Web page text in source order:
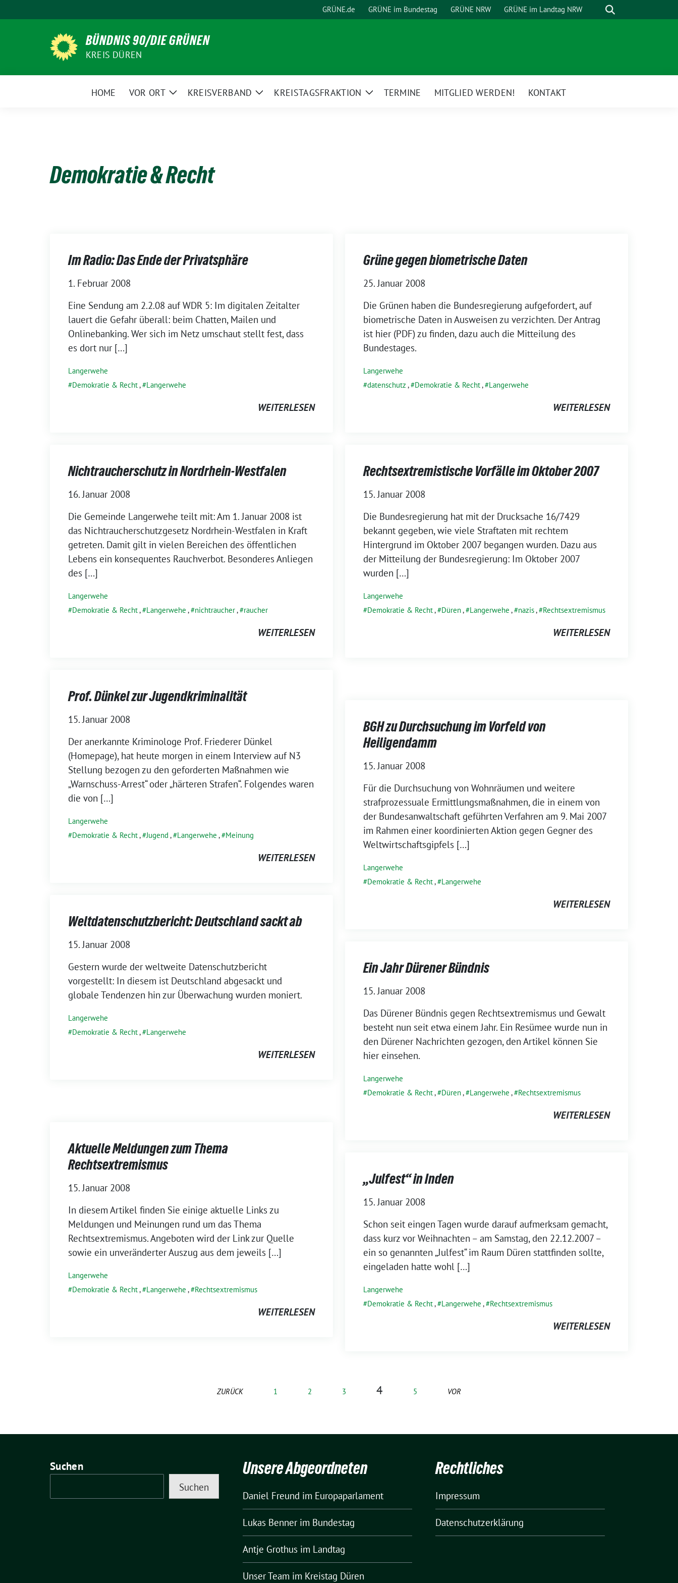
zum
GRÜNE.de GRÜNE im Bundestag GRÜNE NRW GRÜNE im Landtag NRW Suche
BÜNDNIS 90/DIE GRÜNEN
KREIS DÜREN
HOME VOR ORT
ZeigeKREISVERBAND
ZeigeKREISTAGSFRAKTION
ZeigeTERMINE MITGLIED WERDEN! KONTAKT
Demokratie & Recht
Im Radio: Das Ende der Privatsphäre
1. Februar 2008
Eine Sendung am 2.2.08 auf WDR 5: Im digitalen Zeitalter
lauert die Gefahr überall: beim Chatten, Mailen und
Onlinebanking. Wer sich im Netz umschaut stellt fest, dass
es dort nur […]
Langerwehe
Demokratie & Recht, Langerwehe
WEITERLESEN
Grüne gegen biometrische Daten
25. Januar 2008
Die Grünen haben die Bundesregierung aufgefordert, auf
biometrische Daten in Ausweisen zu verzichten. Der Antrag
ist hier (PDF) zu finden, dazu auch die Mitteilung des
Bundestages.
Langerwehe
datenschutz , Demokratie & Recht, Langerwehe
WEITERLESEN
Nichtraucherschutz in Nordrhein-Westfalen
16. Januar 2008
Die Gemeinde Langerwehe teilt mit: Am 1. Januar 2008 ist
das Nichtraucherschutzgesetz Nordrhein-Westfalen in Kraft
getreten. Damit gilt in vielen Bereichen des öffentlichen
Lebens ein konsequentes Rauchverbot. Besonderes Anliegen
des […]
Langerwehe
Demokratie & Recht, Langerwehe , nichtraucher, raucher
WEITERLESEN
Rechtsextremistische Vorfälle im Oktober 2007
15. Januar 2008
Die Bundesregierung hat mit der Drucksache 16/7429
bekannt gegeben, wie viele Straftaten mit rechtem
Hintergrund im Oktober 2007 begangen wurden. Dazu aus
der Mitteilung der Bundesregierung: Im Oktober 2007
wurden […]
Langerwehe
Demokratie & Recht, Düren, Langerwehe , nazis, Rechtsextremismus
WEITERLESEN
Prof. Dünkel zur Jugendkriminalität
15. Januar 2008
Der anerkannte Kriminologe Prof. Friederer Dünkel
(Homepage), hat heute morgen in einem Interview auf N3
Stellung bezogen zu den geforderten Maßnahmen wie
„Warnschuss-Arrest“ oder „härteren Strafen“. Folgendes waren
die von […]
Langerwehe
Demokratie & Recht, Jugend , Langerwehe , Meinung
WEITERLESEN
BGH zu Durchsuchung im Vorfeld von
Heiligendamm
15. Januar 2008
Für die Durchsuchung von Wohnräumen und weitere
strafprozessuale Ermittlungsmaßnahmen, die in einem von
der Bundesanwaltschaft geführten Verfahren am 9. Mai 2007
im Rahmen einer koordinierten Aktion gegen Gegner des
Weltwirtschaftsgipfels […]
Langerwehe
Demokratie & Recht, Langerwehe
WEITERLESEN
Weltdatenschutzbericht: Deutschland sackt ab
15. Januar 2008
Gestern wurde der weltweite Datenschutzbericht
vorgestellt: In diesem ist Deutschland abgesackt und
globale Tendenzen hin zur Überwachung wurden moniert.
Langerwehe
Demokratie & Recht, Langerwehe
WEITERLESEN
Ein Jahr Dürener Bündnis
15. Januar 2008
Das Dürener Bündnis gegen Rechtsextremismus und Gewalt
besteht nun seit etwa einem Jahr. Ein Resümee wurde nun in
den Dürener Nachrichten gezogen, den Artikel können Sie
hier einsehen.
Langerwehe
Demokratie & Recht, Düren, Langerwehe , Rechtsextremismus
WEITERLESEN
Aktuelle Meldungen zum Thema
Rechtsextremismus
15. Januar 2008
In diesem Artikel finden Sie einige aktuelle Links zu
Meldungen und Meinungen rund um das Thema
Rechtsextremismus. Angeboten wird der Link zur Quelle
sowie ein unveränderter Auszug aus dem jeweils […]
Langerwehe
Demokratie & Recht, Langerwehe , Rechtsextremismus
WEITERLESEN
„Julfest“ in Inden
15. Januar 2008
Schon seit eingen Tagen wurde darauf aufmerksam gemacht,
dass kurz vor Weihnachten – am Samstag, den 22.12.2007 –
ein so genannten „Julfest“ im Raum Düren stattfinden sollte,
eingeladen hatte wohl […]
Langerwehe
Demokratie & Recht, Langerwehe , Rechtsextremismus
WEITERLESEN
ZURÜCK 1 2 3 4 5 VOR
Suchen
Suchen
Unsere Abgeordneten
Daniel Freund im Europaparlament
Lukas Bennerim Bundestag
Antje Grothus im Landtag
Unser Team im Kreistag Düren
Rechtliches
Impressum
Datenschutzerklärung